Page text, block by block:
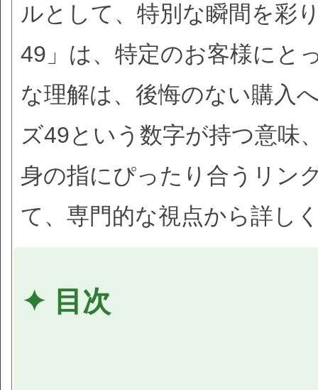
ルとして、特別な瞬間を彩
49」は、特定のお客様にと
な理解は、後悔のない購入
ズ49という数字が持つ意味
身の指にぴったり合うリン
て、専門的な視点から詳し
✦ 目次